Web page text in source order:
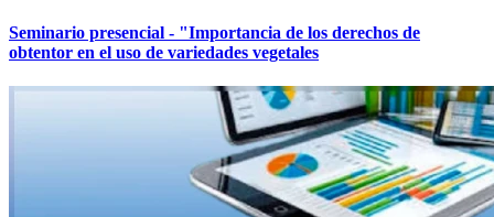
Seminario presencial - "Importancia de los derechos de
obtentor en el uso de variedades vegetales